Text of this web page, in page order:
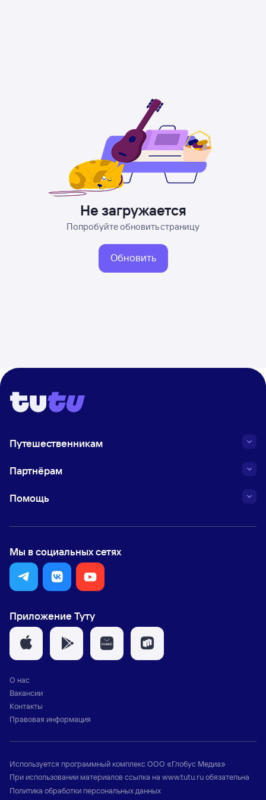
Не загружается
Попробуйте обновить страницу
Обновить
Путешественникам
Партнёрам
Помощь
Мы в социальных сетях
Приложение Туту
О нас
Вакансии
Контакты
Правовая информация
Используется программный комплексООО «Глобус Медиа»
При использовании материалов ссылка на www.tutu.ruобязательна
Политика обработки персональных данных